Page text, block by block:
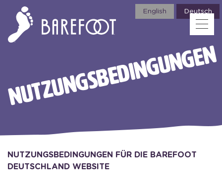
NUTZUNGSBEDINGUNGEN
NUTZUNGSBEDINGUNGEN FÜR DIE BAREFOOT
DEUTSCHLAND WEBSITE
English Deutsch